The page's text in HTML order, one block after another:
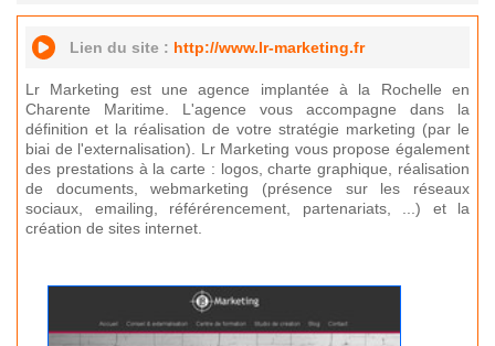
Lien du site : http://www.lr-marketing.fr
Lr Marketing est une agence implantée à la Rochelle en
Charente Maritime. L'agence vous accompagne dans la
définition et la réalisation de votre stratégie marketing (par le
biai de l'externalisation). Lr Marketing vous propose également
des prestations à la carte : logos, charte graphique, réalisation
de documents, webmarketing (présence sur les réseaux
sociaux, emailing, référérencement, partenariats, ...) et la
création de sites internet.